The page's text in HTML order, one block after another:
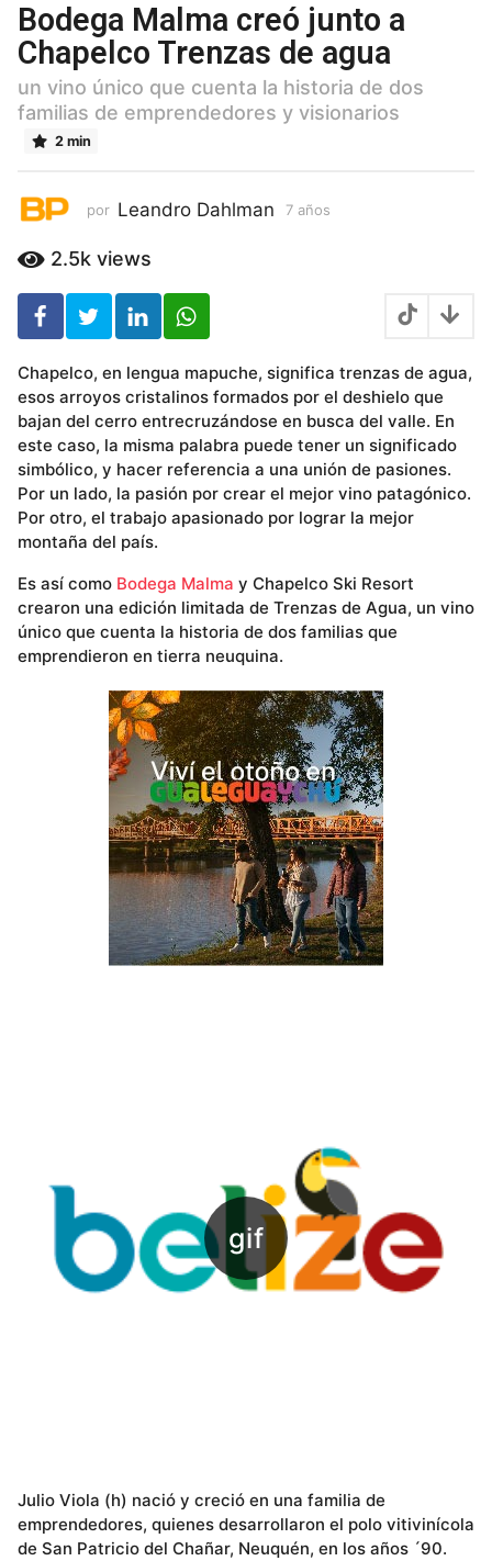
a
ñ
o
s
7
s
Bodega Malma creó junto a
Chapelco Trenzas de agua
un vino único que cuenta la historia de dos
familias de emprendedores y visionarios
2 min
por Leandro Dahlman 7 años
2.5k views
Chapelco, en lengua mapuche, significa trenzas de agua,
esos arroyos cristalinos formados por el deshielo que
bajan del cerro entrecruzándose en busca del valle. En
este caso, la misma palabra puede tener un significado
simbólico, y hacer referencia a una unión de pasiones.
Por un lado, la pasión por crear el mejor vino patagónico.
Por otro, el trabajo apasionado por lograr la mejor
montaña del país.
Es así como Bodega Malma y Chapelco Ski Resort
crearon una edición limitada de Trenzas de Agua, un vino
único que cuenta la historia de dos familias que
emprendieron en tierra neuquina.
Julio Viola (h) nació y creció en una familia de
emprendedores, quienes desarrollaron el polo vitivinícola
de San Patricio del Chañar, Neuquén, en los años ´90.